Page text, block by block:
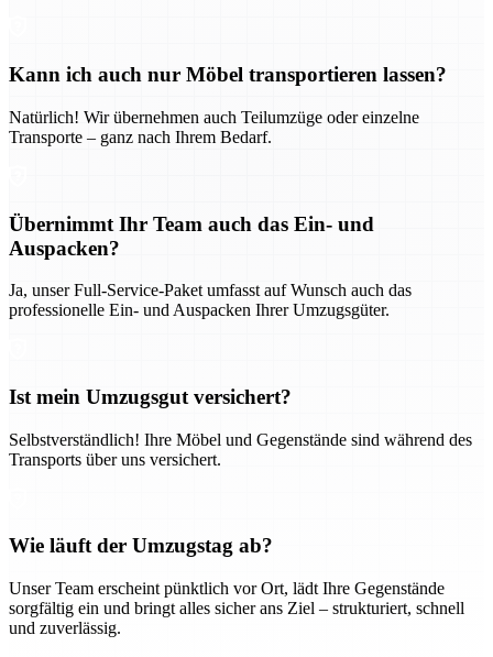
Kann ich auch nur Möbel transportieren lassen?
Natürlich! Wir übernehmen auch Teilumzüge oder einzelne
Transporte – ganz nach Ihrem Bedarf.
Übernimmt Ihr Team auch das Ein- und
Auspacken?
Ja, unser Full-Service-Paket umfasst auf Wunsch auch das
professionelle Ein- und Auspacken Ihrer Umzugsgüter.
Ist mein Umzugsgut versichert?
Selbstverständlich! Ihre Möbel und Gegenstände sind während des
Transports über uns versichert.
Wie läuft der Umzugstag ab?
Unser Team erscheint pünktlich vor Ort, lädt Ihre Gegenstände
sorgfältig ein und bringt alles sicher ans Ziel – strukturiert, schnell
und zuverlässig.